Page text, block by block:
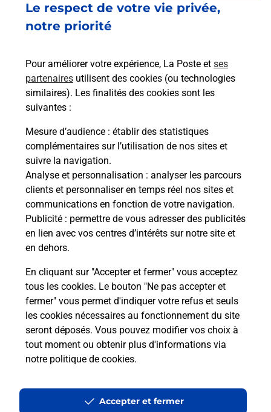
Le respect de votre vie privée,
notre priorité
Pour améliorer votre expérience, La Poste et ses
partenaires utilisent des cookies (ou technologies
similaires). Les finalités des cookies sont les
suivantes :
Mesure d’audience : établir des statistiques
complémentaires sur l’utilisation de nos sites et
suivre la navigation.
Analyse et personnalisation : analyser les parcours
clients et personnaliser en temps réel nos sites et
communications en fonction de votre navigation.
Publicité : permettre de vous adresser des publicités
en lien avec vos centres d’intérêts sur notre site et
en dehors.
En cliquant sur "Accepter et fermer" vous acceptez
tous les cookies. Le bouton "Ne pas accepter et
fermer" vous permet d'indiquer votre refus et seuls
les cookies nécessaires au fonctionnement du site
seront déposés. Vous pouvez modifier vos choix à
tout moment ou obtenir plus d'informations via
notre politique de cookies.
Accepter et fermer
Boîte aux lettres La Poste
Hameau De Berny
09240 Cadarcet
Le lien s'ouvre dans un nouvel onglet
Boîte aux lettres La Poste
Prochaine collecte du courrierlundià 09h00
23 Rue De La Serre
09240 Cadarcet
Le lien s'ouvre dans un nouvel onglet
Localiser Liste Boîtes aux lettres Ariège Cadarcet
Accessibilité : partiellement conforme